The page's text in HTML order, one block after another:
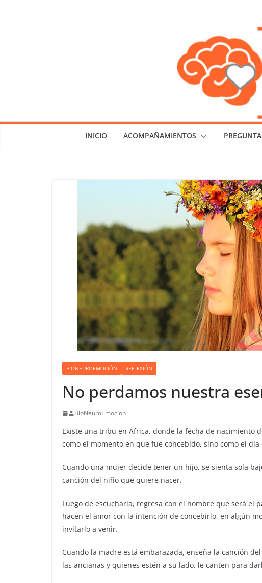
INICIO ACOMPAÑAMIENTOS
BIONEUROEMOCIÓN REFLEXIÓN
No perdamos nuestra
BioNeuroEmocion
Existe una tribu en África, donde la fecha de nacimiento
como el momento en que fue concebido, sino como el
Cuando una mujer decide tener un hijo, se sienta sola
canción del niño que quiere nacer.
Luego de escucharla, regresa con el hombre que será el
hacen el amor con la intención de concebirlo, en algún
invitarlo a venir.
Cuando la madre está embarazada, enseña la canción
las ancianas y quienes estén a su lado, le canten para